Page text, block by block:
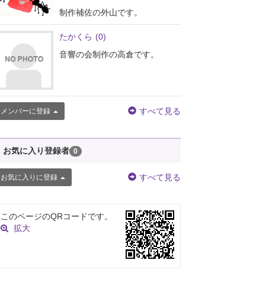
制作補佐の外山です。
たかくら (0)
音響の会制作の高倉です。
メンバーに登録 すべて見る
お気に入り登録者 0
お気に入りに登録 すべて見る
このページのQRコードです。
拡大